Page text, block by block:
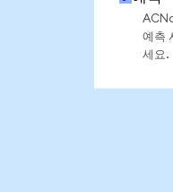
예측
세요.